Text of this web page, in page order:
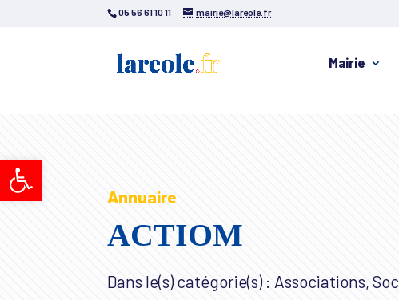
Ouvrir la barre d’outils
05 56 61 10 11 mairie@lareole.fr
Mairie
Annuaire
ACTIOM
Dans le(s) catégorie(s) : Associations,